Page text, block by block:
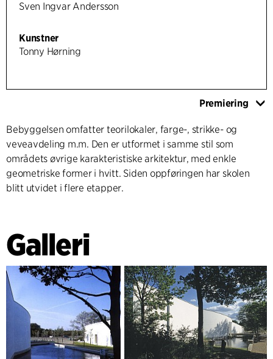
Sven Ingvar Andersson
Kunstner
Tonny Hørning
Premiering
Bebyggelsen omfatter teorilokaler, farge-, strikke- og
veveavdeling m.m. Den er utformet i samme stil som
områdets øvrige karakteristiske arkitektur, med enkle
geometriske former i hvitt. Siden oppføringen har skolen
blitt utvidet i flere etapper.
Galleri